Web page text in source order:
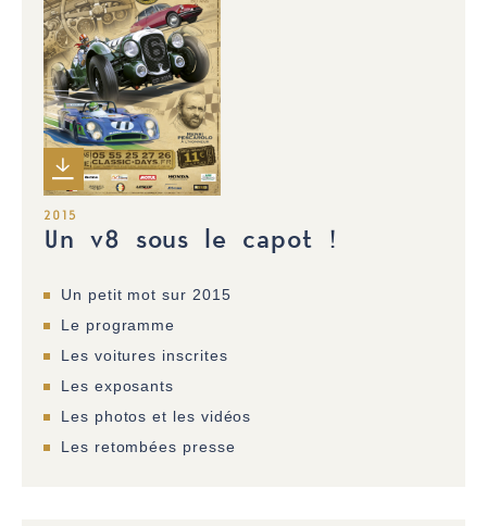
2015
Un v8 sous le capot !
Un petit mot sur 2015
Le programme
Les voitures inscrites
Les exposants
Les photos et les vidéos
Les retombées presse